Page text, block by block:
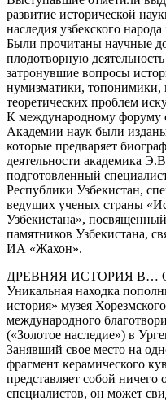
развитие исторической
наследия узбекского
Были прочитаны научные
плодотворную
затронувшие вопросы
нумизматики, топонимики,
теоретических проблем
К международному форуму
Академии наук были
которые предваряет
деятельности академика
подготовленный
Республики Узбекистан,
ведущих ученых страны
Узбекистана»,
памятников Узбекистана,
ИА «Жахон».
ДРЕВНЯЯ ИСТОРИЯ В…
Уникальная находка
история» музея
международного
(«Золотое наследие») в
Занявший свое место на
фрагмент керамического
представляет собой
специалистов, он может